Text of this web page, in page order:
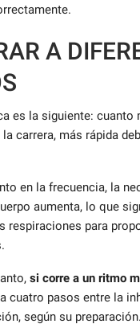
A
es la siguiente: cuanto
carrera, más rápida
en la frecuencia, la
aumenta, lo que
respiraciones para
si corre a un ritmo
cuatro pasos entre la
según su preparación.